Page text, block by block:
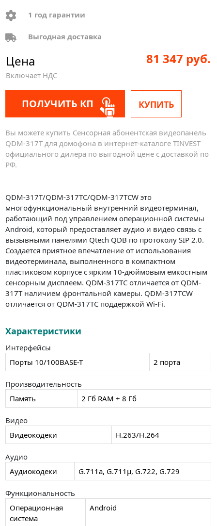
1 год гарантии
Выгодная доставка
Цена
Включает НДС
81 347 руб.
ПОЛУЧИТЬ КП КУПИТЬ
Вы можете купить Сенсорная абонентская видеопанель
QDM-317T для домофона в интернет-каталоге TINVEST
официального дилера по выгодной цене с доставкой по
РФ.
QDM-317T/QDM-317TC/QDM-317TCW это
многофункциональный внутренний видеотерминал,
работающий под управлением операционной системы
Android, который предоставляет аудио и видео связь с
вызывными панелями Qtech QDB по протоколу SIP 2.0.
Создается приятное впечатление от использования
видеотерминала, выполненного в компактном
пластиковом корпусе с ярким 10-дюймовым емкостным
сенсорным дисплеем. QDM-317TC отличается от QDM-
317T наличием фронтальной камеры. QDM-317TCW
отличается от QDM-317TC поддержкой Wi-Fi.
Характеристики
Интерфейсы
Порты 10/100BASE-T
2 порта
Производительность
Память
2 Гб RAM + 8 Гб
Видео
Видеокодеки
H.263/H.264
Аудио
Аудиокодеки
G.711a, G.711μ, G.722, G.729
Функциональность
Операционная
система
Android